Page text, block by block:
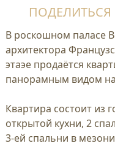
ПОДЕЛИТЬСЯ
В роскошном паласе
архитектора
этаэе продаётся
панорамным видом
Квартира состоит из
открытой кухни, 2
3-ей спальни в